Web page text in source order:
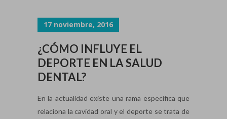
17 noviembre, 2016
¿CÓMO INFLUYE EL
DEPORTE EN LA SALUD
DENTAL?
En la actualidad existe una rama especifica que
relaciona la cavidad oral y el deporte se trata de